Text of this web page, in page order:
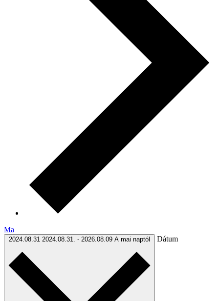
Ma
2024.08.31 2024.08.31. - 2026.08.09 A mai naptól Dátum